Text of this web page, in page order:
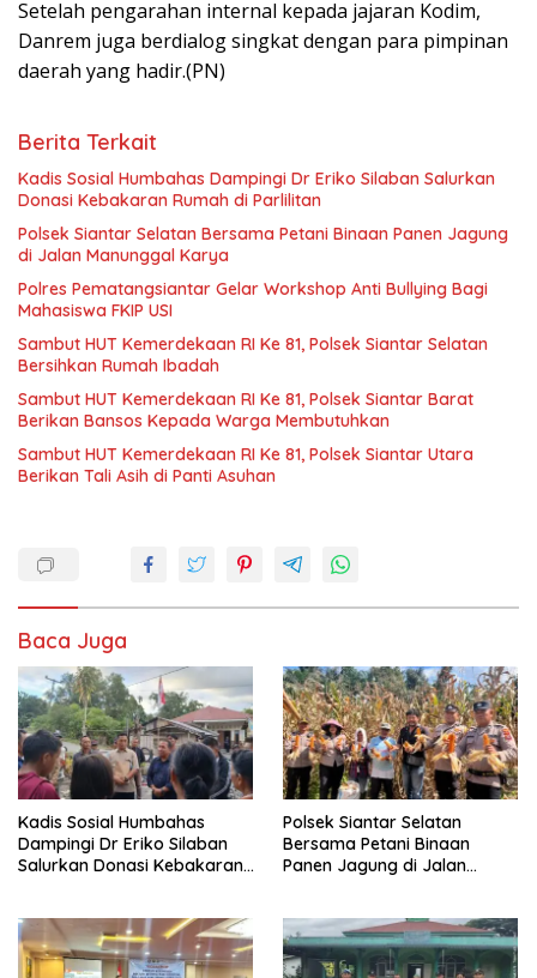
Setelah pengarahan internal kepada jajaran Kodim,
Danrem juga berdialog singkat dengan para pimpinan
daerah yang hadir.(PN)
Berita Terkait
Kadis Sosial Humbahas Dampingi Dr Eriko Silaban Salurkan
Donasi Kebakaran Rumah di Parlilitan
Polsek Siantar Selatan Bersama Petani Binaan Panen Jagung
di Jalan Manunggal Karya
Polres Pematangsiantar Gelar Workshop Anti Bullying Bagi
Mahasiswa FKIP USI
Sambut HUT Kemerdekaan RI Ke 81, Polsek Siantar Selatan
Bersihkan Rumah Ibadah
Sambut HUT Kemerdekaan RI Ke 81, Polsek Siantar Barat
Berikan Bansos Kepada Warga Membutuhkan
Sambut HUT Kemerdekaan RI Ke 81, Polsek Siantar Utara
Berikan Tali Asih di Panti Asuhan
Baca Juga
Kadis Sosial Humbahas
Dampingi Dr Eriko Silaban
Salurkan Donasi Kebakaran
Polsek Siantar Selatan
Bersama Petani Binaan
Panen Jagung di Jalan